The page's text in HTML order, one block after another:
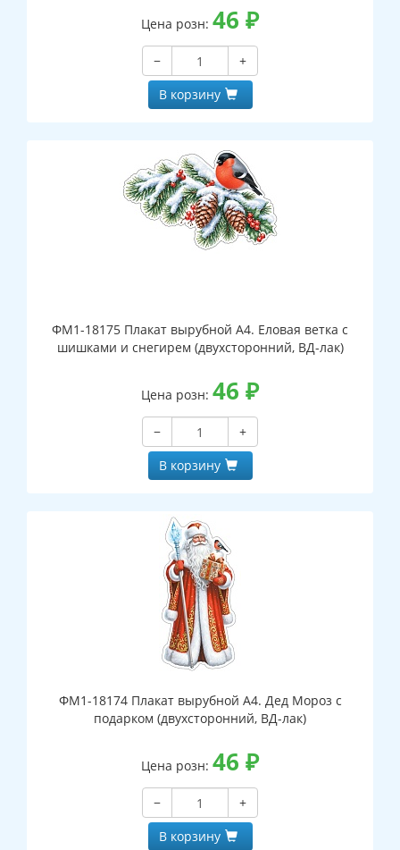
Цена розн: 46 ₽
−
+
В корзину
ФМ1-18175 Плакат вырубной А4. Еловая ветка с
шишками и снегирем (двухсторонний, ВД-лак)
Цена розн: 46 ₽
−
+
В корзину
ФМ1-18174 Плакат вырубной А4. Дед Мороз с
подарком (двухсторонний, ВД-лак)
Цена розн: 46 ₽
−
+
В корзину